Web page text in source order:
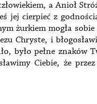
a Anioł
jej cierpieć z
żurkiem mogła sobie
Chryste, i
było pełne znaków
Ciebie, że